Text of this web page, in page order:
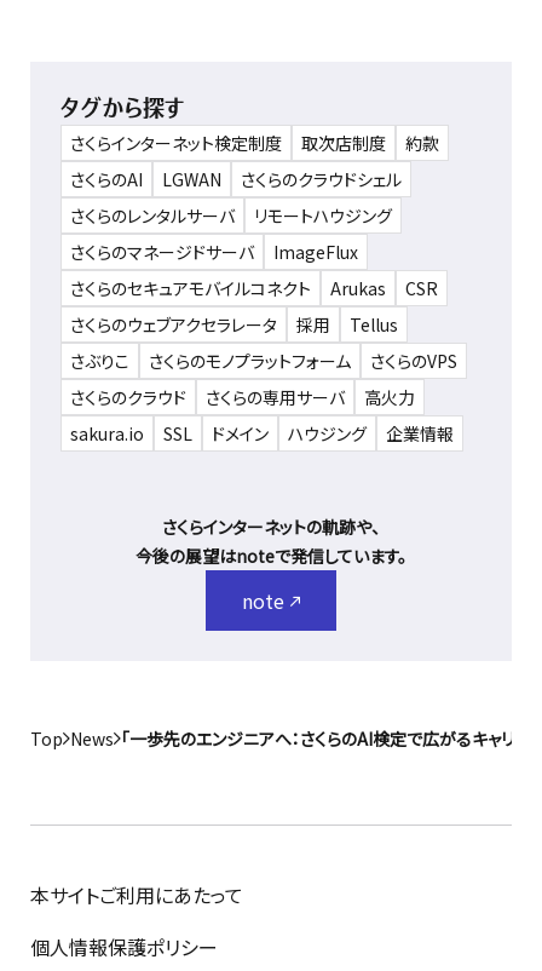
タグから探す
さくらインターネット検定制度 取次店制度
約款
さくらのAI
LGWAN
さくらのクラウドシェル
さくらのレンタルサーバ
リモートハウジング
さくらのマネージドサーバ
ImageFlux
さくらのセキュアモバイルコネクト
Arukas
CSR
さくらのウェブアクセラレータ
採用
Tellus
さぶりこ
さくらのモノプラットフォーム
さくらのVPS
さくらのクラウド
さくらの専用サーバ
高火力
sakura.io
SSL ドメイン ハウジング 企業情報
さくらインターネットの軌跡や、
今後の展望はnoteで発信しています。
note
Top News 「一歩先のエンジニアへ：さくらのAI検定で広がるキャリア
本サイトご利用にあたって
個人情報保護ポリシー